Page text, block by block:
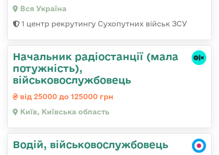
Вся Україна
1 центр рекрутингу Сухопутних військ ЗСУ
Начальник pадіостанції (мала
потужність),
військовослужбовець
від 25000 до 125000 грн
Київ, Київська область
Водій, військовослужбовець